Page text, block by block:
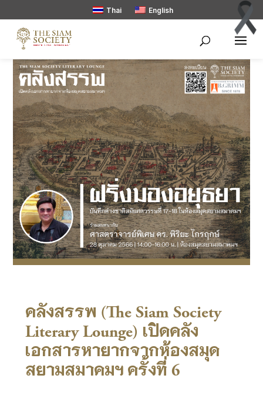
Thai English
คลังสรรพ (The Siam Society
Literary Lounge) เปิดคลัง
เอกสารหายากจากห้องสมุด
สยามสมาคมฯ ครั้งที่ 6